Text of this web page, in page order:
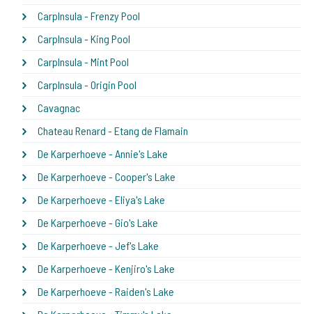
CarpInsula - Frenzy Pool
CarpInsula - King Pool
CarpInsula - Mint Pool
CarpInsula - Origin Pool
Cavagnac
Chateau Renard - Etang de Flamain
De Karperhoeve - Annie's Lake
De Karperhoeve - Cooper's Lake
De Karperhoeve - Eliya's Lake
De Karperhoeve - Gio's Lake
De Karperhoeve - Jef's Lake
De Karperhoeve - Kenjiro's Lake
De Karperhoeve - Raiden's Lake